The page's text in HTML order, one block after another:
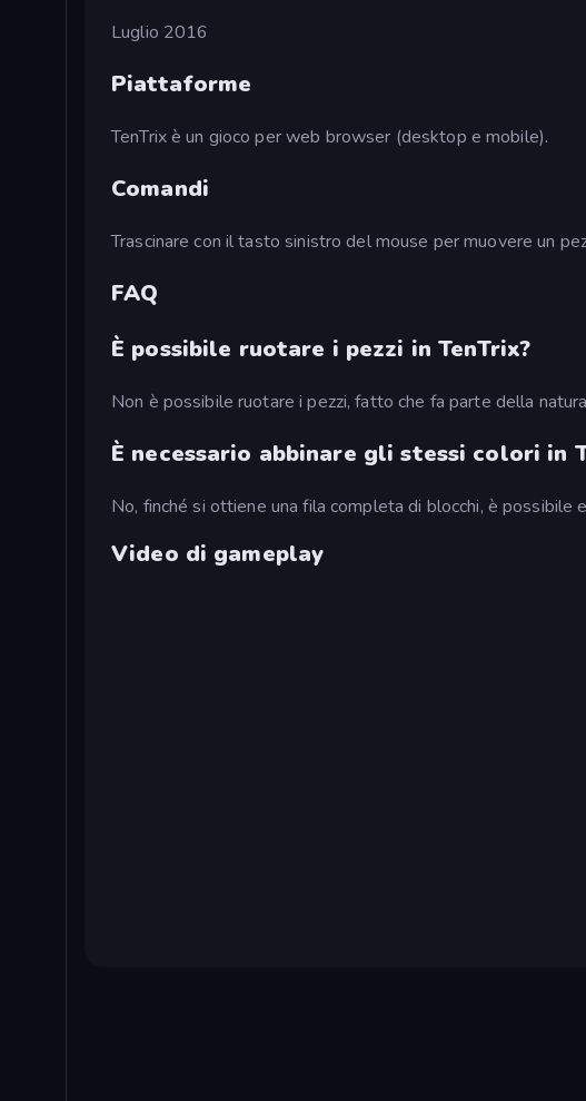
Luglio 2016
Piattaforme
TenTrix è un gioco per web browser (desktop e mobile).
Comandi
Trascinare con il tasto sinistro del mouse per muovere un
FAQ
È possibile ruotare i pezzi in TenTrix?
Non è possibile ruotare i pezzi, fatto che fa parte della
È necessario abbinare gli stessi colori in
No, finché si ottiene una fila completa di blocchi, è possibile
Video di gameplay